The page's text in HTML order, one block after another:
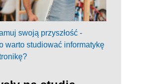
swoją przyszłość -
warto studiować informatykę